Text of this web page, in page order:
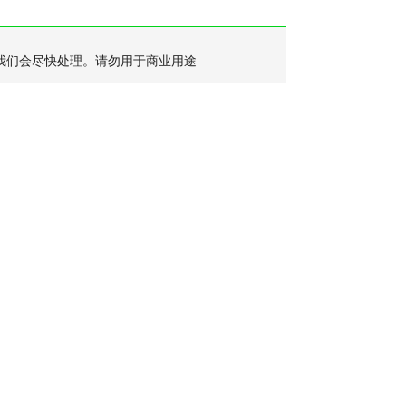
会尽快处理。请勿用于商业用途